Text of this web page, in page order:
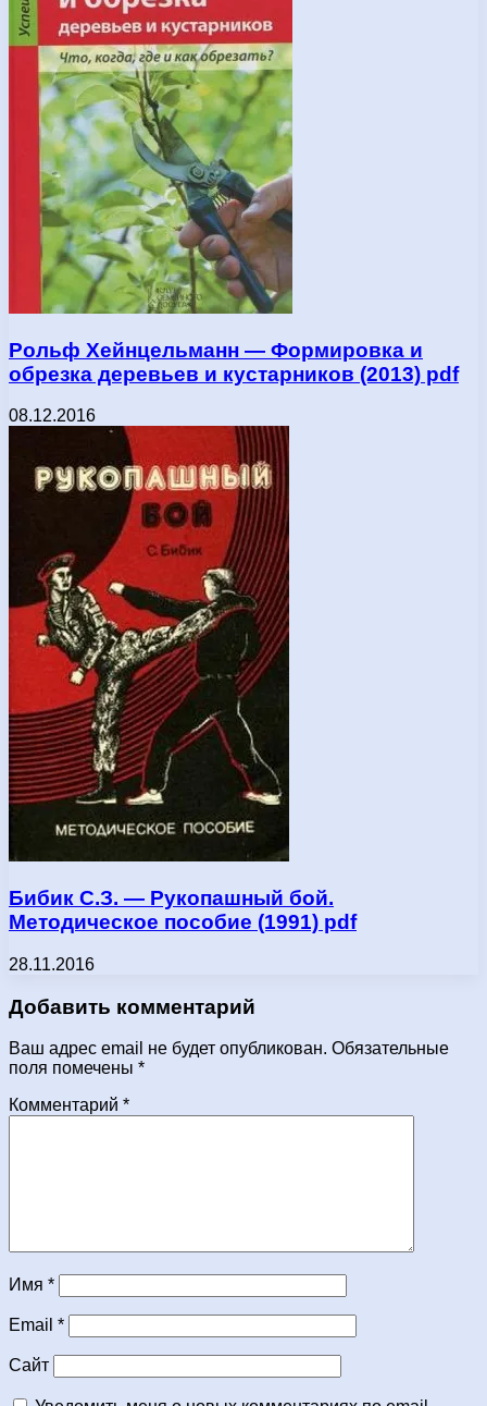
Рольф Хейнцельманн — Формировка и
обрезка деревьев и кустарников (2013) pdf
08.12.2016
Бибик С.З. — Рукопашный бой.
Методическое пособие (1991) pdf
28.11.2016
Добавить комментарий
Ваш адрес email не будет опубликован. Обязательные
поля помечены *
Комментарий *
Имя *
Email *
Сайт